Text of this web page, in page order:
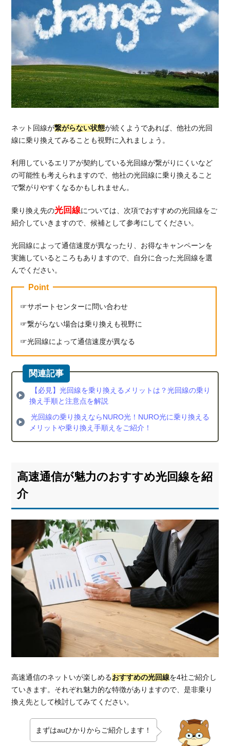
ネット回線が繋がらない状態が続くようであれば、他社の光回
線に乗り換えてみることも視野に入れましょう。
利用しているエリアが契約している光回線が繋がりにくいなど
の可能性も考えられますので、他社の光回線に乗り換えること
で繋がりやすくなるかもしれません。
乗り換え先の光回線については、次項でおすすめの光回線をご
紹介していきますので、候補として参考にしてください。
光回線によって通信速度が異なったり、お得なキャンペーンを
実施しているところもありますので、自分に合った光回線を選
んでください。
Point
サポートセンターに問い合わせ
繋がらない場合は乗り換えも視野に
光回線によって通信速度が異なる
【必見】光回線を乗り換えるメリットは？光回線の乗り
換え手順と注意点を解説
光回線の乗り換えならNURO光！NURO光に乗り換える
メリットや乗り換え手順えをご紹介！
高速通信が魅力のおすすめ光回線を紹
介
高速通信のネットいが楽しめるおすすめの光回線を4社ご紹介し
ていきます。それぞれ魅力的な特徴がありますので、是非乗り
換え先として検討してみてください。
まずはauひかりからご紹介します！